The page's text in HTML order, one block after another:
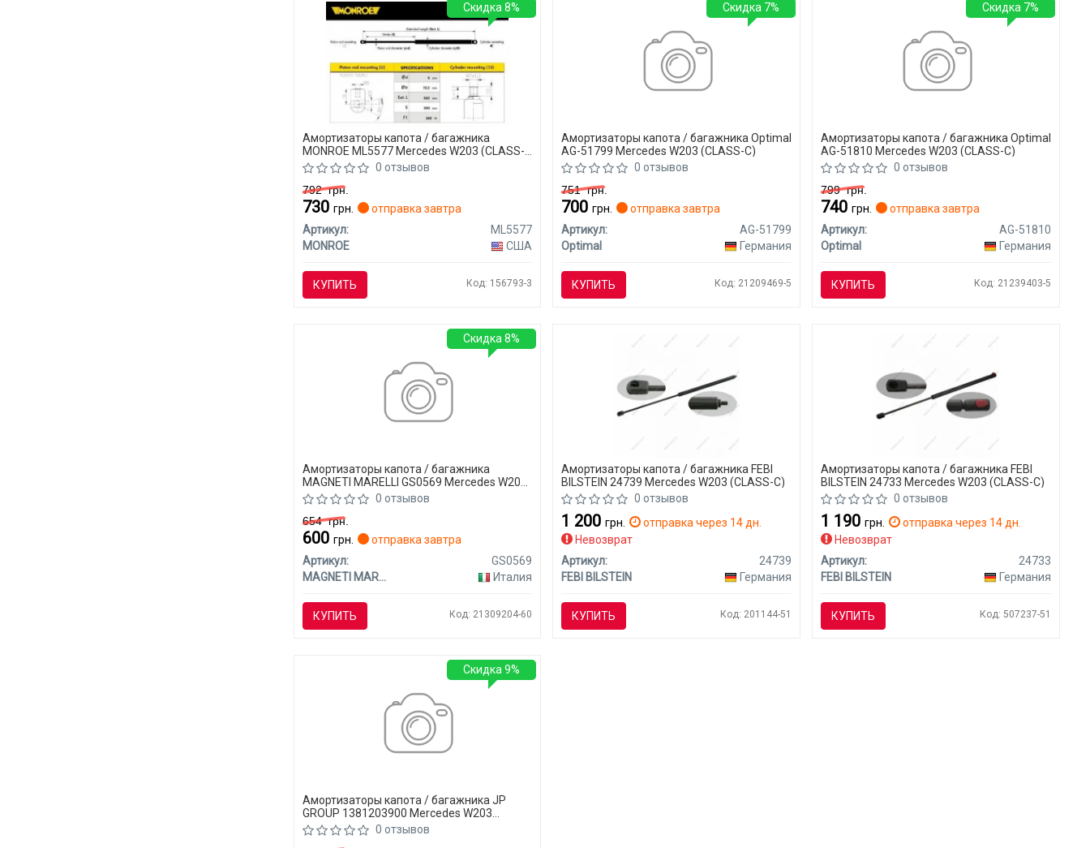
Амортизаторы капота / багажника
MONROE ML5577 Mercedes W203 (CLASS-
C)
0 отзывов
792грн.
730 грн.
отправка завтра
Артикул:
ML5577
MONROE
США
КУПИТЬ Код: 156793-3
Скидка 8%
Амортизаторы капота / багажника Optimal
AG-51799 Mercedes W203 (CLASS-C)
0 отзывов
751грн.
700грн.
отправка завтра
Артикул:
AG-51799
Optimal
Германия
КУПИТЬ Код: 21209469-5
Скидка 7%
Амортизаторы капота / багажника Optimal
AG-51810 Mercedes W203 (CLASS-C)
0 отзывов
799грн.
740грн.
отправка завтра
Артикул:
AG-51810
Optimal
Германия
КУПИТЬ Код: 21239403-5
Скидка 7%
Амортизаторы капота / багажника
MAGNETI MARELLI GS0569 Mercedes W203
(CLASS-C)
0 отзывов
654грн.
600 грн.
отправка завтра
Артикул:
GS0569
MAGNETI MARELLI
Италия
КУПИТЬ Код: 21309204-60
Скидка 8%
Амортизаторы капота / багажника FEBI
BILSTEIN 24739 Mercedes W203 (CLASS-C)
0 отзывов
1 200грн.
отправка через 14 дн.
Невозврат
Артикул:
24739
FEBI BILSTEIN
Германия
КУПИТЬ Код: 201144-51
Амортизаторы капота / багажника FEBI
BILSTEIN 24733 Mercedes W203 (CLASS-C)
0 отзывов
1 190грн.
отправка через 14 дн.
Невозврат
Артикул:
24733
FEBI BILSTEIN
Германия
КУПИТЬ Код: 507237-51
Амортизаторы капота / багажника JP
GROUP 1381203900 Mercedes W203
(CLASS-C)
0 отзывов
Скидка 9%